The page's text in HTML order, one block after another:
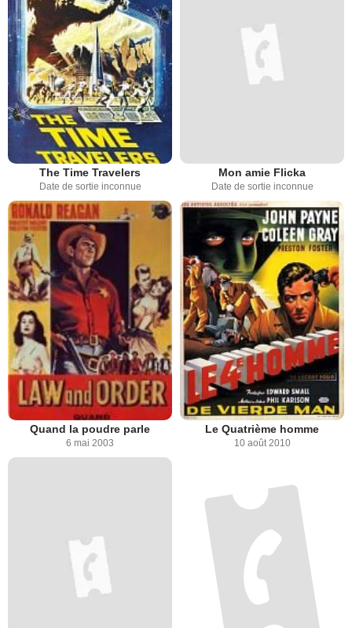
The Time Travelers
Date de sortie inconnue
Mon amie Flicka
Date de sortie inconnue
Quand la poudre parle
6 mai 2003
Le Quatrième homme
10 août 2010